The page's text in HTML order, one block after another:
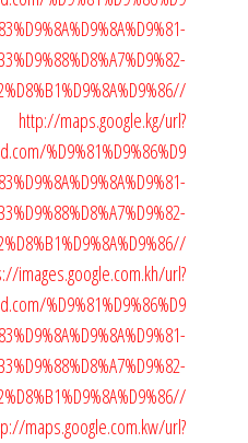
http://maps.google.kg/url?
%D9%81%D9%86%D9
images.google.com.kh/url?
%D9%81%D9%86%D9
maps.google.com.kw/url?